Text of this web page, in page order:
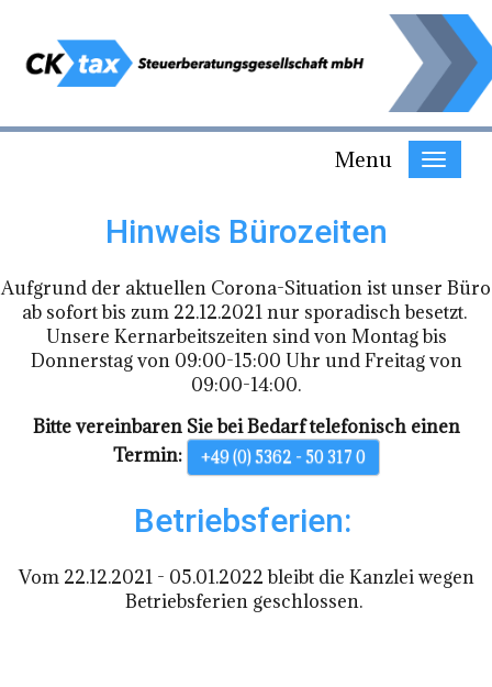
Menu
Hinweis Bürozeiten
Aufgrund der aktuellen Corona-Situation ist unser Büro
ab sofort bis zum 22.12.2021 nur sporadisch besetzt.
Unsere Kernarbeitszeiten sind von Montag bis
Donnerstag von 09:00-15:00 Uhr und Freitag von
09:00-14:00.
Bitte vereinbaren Sie bei Bedarf telefonisch einen
Termin:
+49 (0) 5362 - 50 317 0
Betriebsferien:
Vom 22.12.2021 - 05.01.2022 bleibt die Kanzlei wegen
Betriebsferien geschlossen.